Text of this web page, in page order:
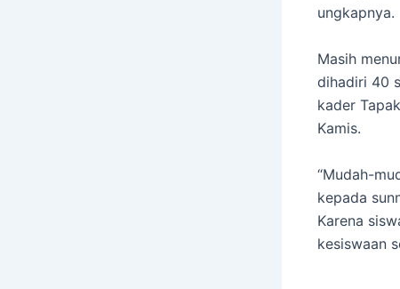
ungkapnya.
Masih
dihadiri 40
kader
Kamis.
“Mudah-
kepada
Karena
kesiswaan